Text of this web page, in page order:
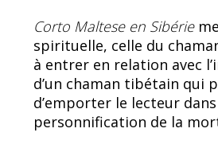
Corto Maltese en Sibérie
spirituelle, celle du
à entrer en relation avec
d’un chaman tibétain qui
d’emporter le lecteur
personnification de la